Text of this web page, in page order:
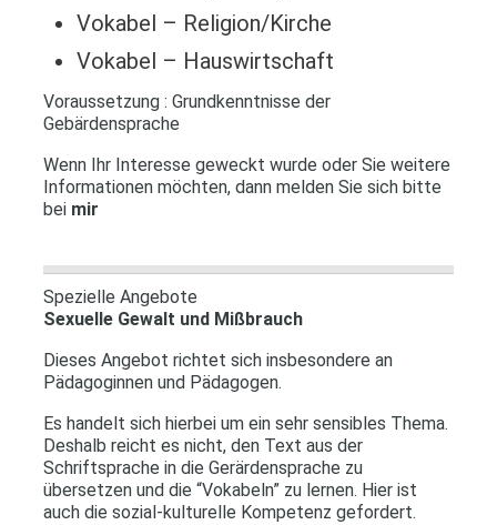
Vokabel – Religion/Kirche
Vokabel – Hauswirtschaft
Voraussetzung : Grundkenntnisse der
Gebärdensprache
Wenn Ihr Interesse geweckt wurde oder Sie weitere
Informationen möchten, dann melden Sie sich bitte
bei mir
Spezielle Angebote
Sexuelle Gewalt und Mißbrauch
Dieses Angebot richtet sich insbesondere an
Pädagoginnen und Pädagogen.
Es handelt sich hierbei um ein sehr sensibles Thema.
Deshalb reicht es nicht, den Text aus der
Schriftsprache in die Gerärdensprache zu
übersetzen und die “Vokabeln” zu lernen. Hier ist
auch die sozial-kulturelle Kompetenz gefordert.